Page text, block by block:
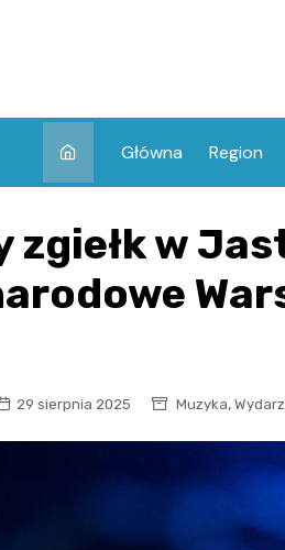
Główna Region
zgiełk w
29 sierpnia 2025 Muzyka,